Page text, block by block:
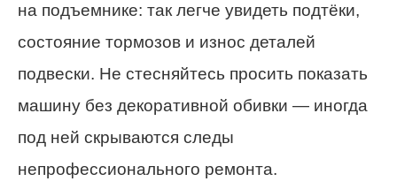
на подъемнике: так легче увидеть подтёки,
состояние тормозов и износ деталей
подвески. Не стесняйтесь просить показать
машину без декоративной обивки — иногда
под ней скрываются следы
непрофессионального ремонта.